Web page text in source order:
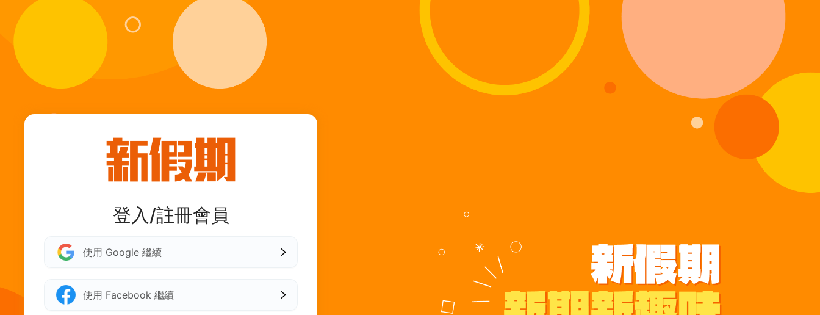
登入/註冊會員
使用 Google 繼續
使用 Facebook 繼續